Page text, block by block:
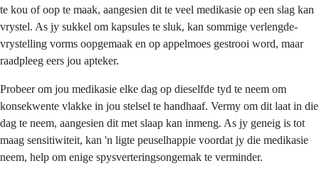
te kou of oop te maak, aangesien dit te veel medikasie op een slag kan
vrystel. As jy sukkel om kapsules te sluk, kan sommige verlengde-
vrystelling vorms oopgemaak en op appelmoes gestrooi word, maar
raadpleeg eers jou apteker.
Probeer om jou medikasie elke dag op dieselfde tyd te neem om
konsekwente vlakke in jou stelsel te handhaaf. Vermy om dit laat in die
dag te neem, aangesien dit met slaap kan inmeng. As jy geneig is tot
maag sensitiwiteit, kan 'n ligte peuselhappie voordat jy die medikasie
neem, help om enige spysverteringsongemak te verminder.